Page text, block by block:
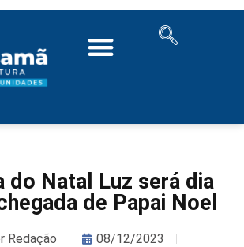
do Natal Luz será dia
de Papai Noel
Redação
08/12/2023